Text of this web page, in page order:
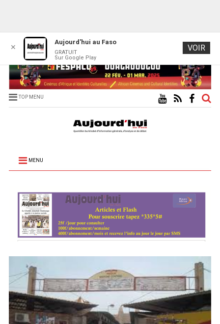
TOP MENU
MENU
✕
Aujourd'hui au Faso
GRATUIT
Sur Google Play
VOIR